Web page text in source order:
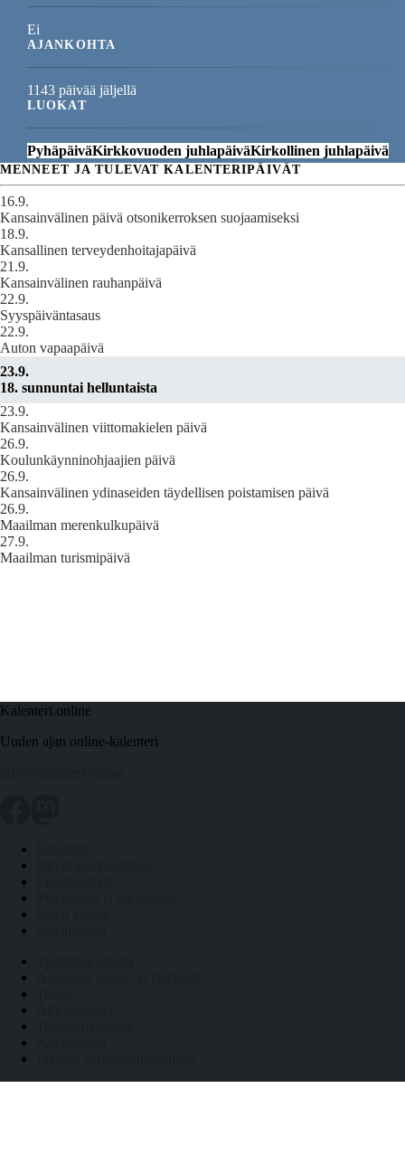
Ei
AJANKOHTA
1143 päivää jäljellä
LUOKAT
PyhäpäiväKirkkovuoden juhlapäiväKirkollinen juhlapäivä
MENNEET JA TULEVAT KALENTERIPÄIVÄT
16.9.
Kansainvälinen päivä otsonikerroksen suojaamiseksi
18.9.
Kansallinen terveydenhoitajapäivä
21.9.
Kansainvälinen rauhanpäivä
22.9.
Syyspäiväntasaus
22.9.
Auton vapaapäivä
23.9.
18. sunnuntai helluntaista
23.9.
Kansainvälinen viittomakielen päivä
26.9.
Koulunkäynninohjaajien päivä
26.9.
Kansainvälinen ydinaseiden täydellisen poistamisen päivä
26.9.
Maailman merenkulkupäivä
27.9.
Maailman turismipäivä
Kalenteri.online
Uuden ajan online-kalenteri